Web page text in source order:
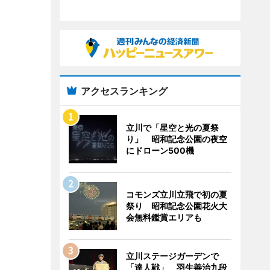
アクセスランキング
立川で「星空と光の夏祭
り」 昭和記念公園の夜空
にドローン500機
コモンズ立川立飛で初の夏
祭り 昭和記念公園花火大
会無料鑑賞エリアも
立川ステージガーデンで
「達人戦」 羽生善治九段